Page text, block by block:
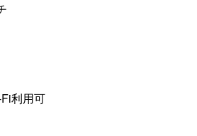
利用可